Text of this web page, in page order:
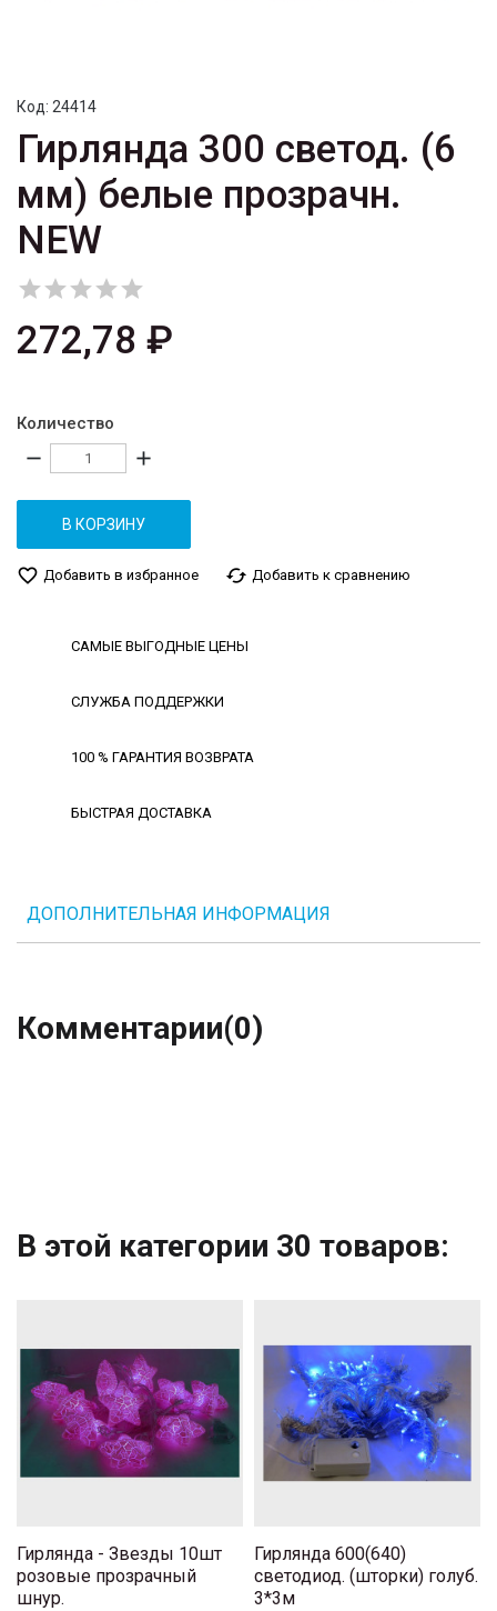
Код: 24414
Гирлянда 300 светод. (6
мм) белые прозрачн.
NEW

272,78 ₽
Количество
remove add
В КОРЗИНУ
favorite_border Добавить в избранное cached Добавить к сравнению
САМЫЕ ВЫГОДНЫЕ ЦЕНЫ
СЛУЖБА ПОДДЕРЖКИ
100 % ГАРАНТИЯ ВОЗВРАТА
БЫСТРАЯ ДОСТАВКА
ДОПОЛНИТЕЛЬНАЯ ИНФОРМАЦИЯ
Комментарии(0)
В этой категории 30 товаров:
Гирлянда - Звезды 10шт
розовые прозрачный
шнур.
Гирлянда 600(640)
светодиод. (шторки) голуб.
3*3м